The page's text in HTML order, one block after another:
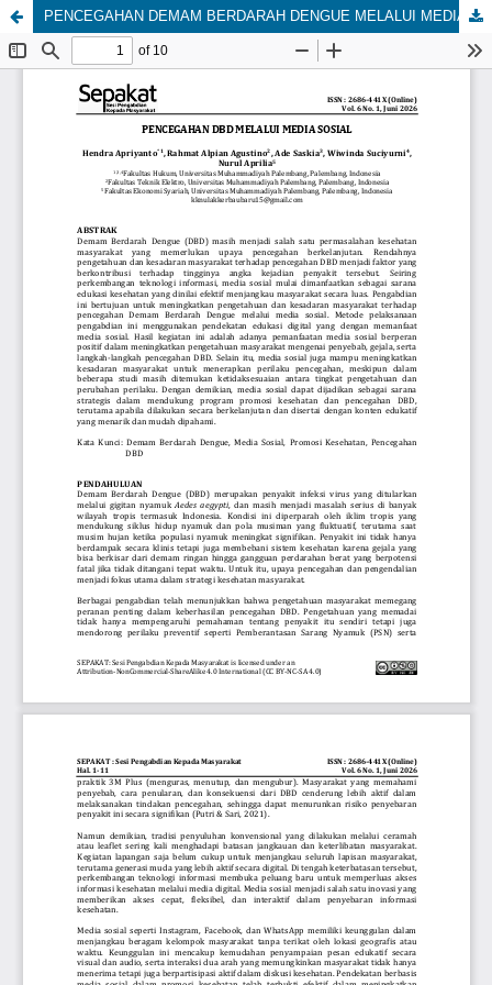
PENCEGAHAN DEMAM BERDARAH DENGUE MELALUI MEDIA SOSIAL